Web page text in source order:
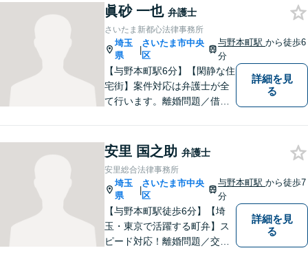
をお聞きになってからの判断
で構いませんので、トラブル
でお困りの方は一人で悩ま
ず、一度お気軽にご相談下さ
い。
眞砂 一也 弁護士
さいたま新都心法律事務所
埼玉
県
|
さいたま市中央
区
与野本町駅から徒歩6
分
【与野本町駅6分】【閑静な住
宅街】案件対応は弁護士が全
て行います。離婚問題／借
速かつ丁寧な対応を心がけて
おりますので、お気軽にご相
談ください。【弁護士歴10年
以上】【初回相談30分無料】
詳細を見
る
安里 国之助 弁護士
安里総合法律事務所
埼玉
県
|
さいたま市中央
区
与野本町駅から徒歩7
分
【与野本町駅徒歩6分】【埼
玉・東京で活躍する町弁】ス
ピード対応！離婚問題／交通
詳細を見
る